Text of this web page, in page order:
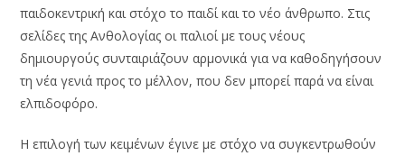
παιδοκεντρική και στόχο το παιδί και το νέο άνθρωπο. Στις
σελίδες της Ανθολογίας οι παλιοί με τους νέους
δημιουργούς συνταιριάζουν αρμονικά για να καθοδηγήσουν
τη νέα γενιά προς το μέλλον, που δεν μπορεί παρά να είναι
ελπιδοφόρο.
Η επιλογή των κειμένων έγινε με στόχο να συγκεντρωθούν